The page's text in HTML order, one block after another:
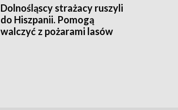
Dolnośląscy strażacy ruszyli
do Hiszpanii. Pomogą
walczyć z pożarami lasów